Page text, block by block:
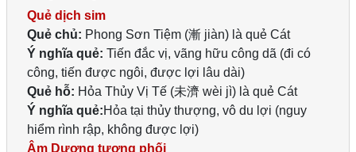
Quẻ dịch sim
Quẻ chủ: Phong Sơn Tiệm (漸 jiàn) là quẻ Cát
Ý nghĩa quẻ: Tiến đắc vị, vãng hữu công dã (đi có
công, tiến được ngôi, được lợi lâu dài)
Quẻ hỗ: Hỏa Thủy Vị Tế (未濟 wèi jì) là quẻ Cát
Ý nghĩa quẻ:Hỏa tại thủy thượng, vô du lợi (nguy
hiểm rình rập, không được lợi)
Âm Dương tương phối